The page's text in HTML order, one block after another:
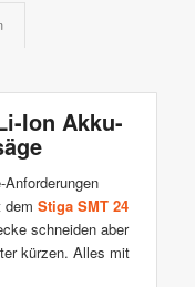
Ion Akku-
dem Stiga SMT 24
schneiden aber
kürzen. Alles mit